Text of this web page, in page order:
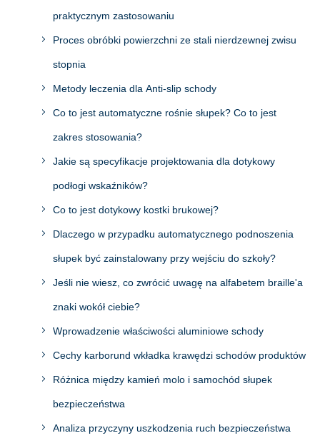
praktycznym zastosowaniu
Proces obróbki powierzchni ze stali nierdzewnej zwisu
stopnia
Metody leczenia dla Anti-slip schody
Co to jest automatyczne rośnie słupek? Co to jest
zakres stosowania?
Jakie są specyfikacje projektowania dla dotykowy
podłogi wskaźników?
Co to jest dotykowy kostki brukowej?
Dlaczego w przypadku automatycznego podnoszenia
słupek być zainstalowany przy wejściu do szkoły?
Jeśli nie wiesz, co zwrócić uwagę na alfabetem braille'a
znaki wokół ciebie?
Wprowadzenie właściwości aluminiowe schody
Cechy karborund wkładka krawędzi schodów produktów
Różnica między kamień molo i samochód słupek
bezpieczeństwa
Analiza przyczyny uszkodzenia ruch bezpieczeństwa